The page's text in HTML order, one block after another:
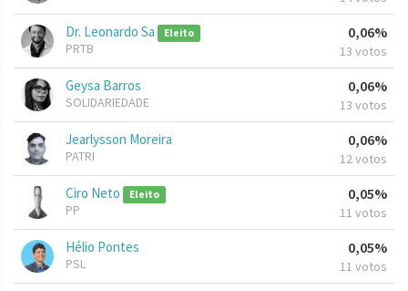
Dr. Leonardo Sa Eleito
PRTB
0,06%
13 votos
Geysa Barros
SOLIDARIEDADE
0,06%
13 votos
Jearlysson Moreira
PATRI
0,06%
12 votos
Ciro Neto Eleito
PP
0,05%
11 votos
Hélio Pontes
PSL
0,05%
11 votos